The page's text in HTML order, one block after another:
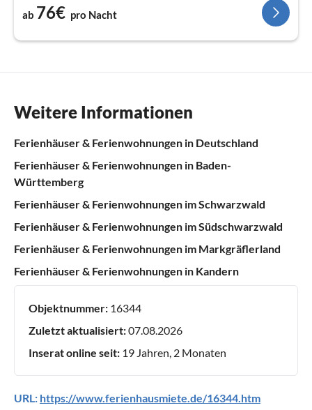
ab 76€ pro Nacht
Weitere Informationen
Ferienhäuser & Ferienwohnungen in Deutschland
Ferienhäuser & Ferienwohnungen in Baden-
Württemberg
Ferienhäuser & Ferienwohnungen im Schwarzwald
Ferienhäuser & Ferienwohnungen im Südschwarzwald
Ferienhäuser & Ferienwohnungen im Markgräflerland
Ferienhäuser & Ferienwohnungen in Kandern
Objektnummer: 16344
Zuletzt aktualisiert:07.08.2026
Inserat online seit: 19 Jahren, 2 Monaten
URL: https://www.ferienhausmiete.de/16344.htm